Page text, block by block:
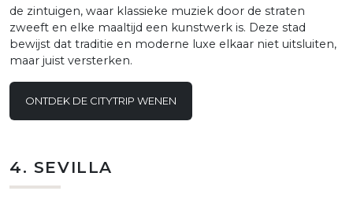
de zintuigen, waar klassieke muziek door de straten
zweeft en elke maaltijd een kunstwerk is. Deze stad
bewijst dat traditie en moderne luxe elkaar niet uitsluiten,
maar juist versterken.
ONTDEK DE CITYTRIP WENEN
4. SEVILLA